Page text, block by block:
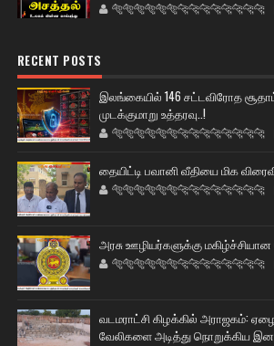
🐅🐅🐅🐅🐅🐅🐆🐆🐆🐆🐆🐆🐆🐆
RECENT POSTS
இலங்கையில் 146 சட்டவிரோத
முடக்குமாறு உத்தரவு..!
🐅🐅🐅🐅🐅🐅🐆🐆🐆🐆🐆🐆🐆🐆
தையிட்டி பவானி வீதியை மிக
🐅🐅🐅🐅🐅🐅🐆🐆🐆🐆🐆🐆🐆🐆
அரசு ஊழியர்களுக்கு மகிழ்ச்சியான
🐅🐅🐅🐅🐅🐅🐆🐆🐆🐆🐆🐆🐆🐆
வடமராட்சி கிழக்கில் அராஜகம்:
வேலிகளை அடித்து நொறுக்கிய